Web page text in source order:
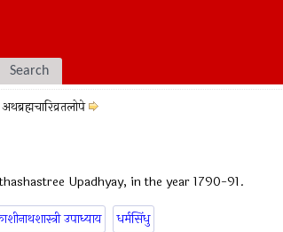
Search
अथब्रह्मचारिव्रतलोपे
Upadhyay, in the year 1790-91.
उपाध्याय
धर्मसिंधु